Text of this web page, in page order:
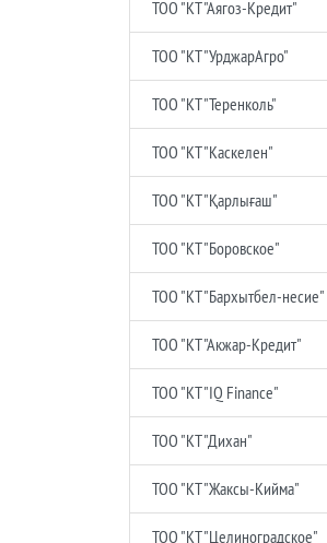
ТОО "КТ "Аягоз-Кредит"
ТОО "КТ "УрджарАгро"
ТОО "КТ "Теренколь"
ТОО "КТ "Каскелен"
ТОО "КТ "Қарлығаш"
ТОО "КТ "Боровское"
ТОО "КТ "Бархытбел-несие"
ТОО "КТ "Акжар-Кредит"
ТОО "КТ "IQ Finance"
ТОО "КТ "Дихан"
ТОО "КТ "Жаксы-Кийма"
ТОО "КТ "Целиноградское"